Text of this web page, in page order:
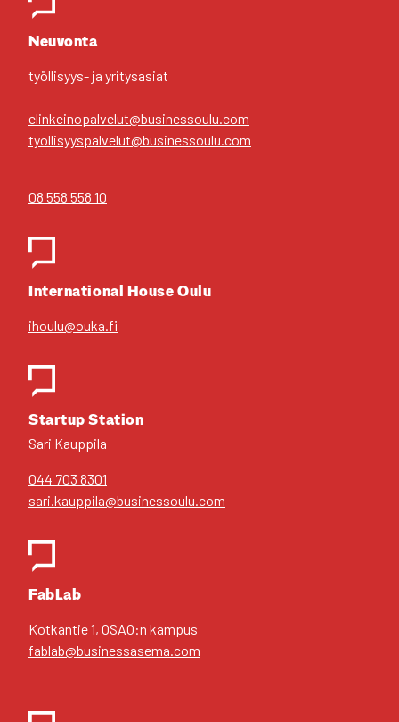
Neu­von­ta
työl­li­syys- ja yri­tys­asiat
elinkeinopalvelut@businessoulu.com
tyollisyyspalvelut@businessoulu.com
08 558 558 10
Inter­na­tio­nal House Oulu
ihoulu@ouka.fi
Star­tup Sta­tion
Sari Kaup­pi­la
044 703 8301
sari.kauppila@businessoulu.com
FabLab
Kot­kan­tie 1, OSAO:n kam­pus
fablab@businessasema.com